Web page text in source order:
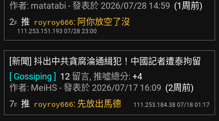
作者: matatabi - 發表於 2026/07/28 14:59 (1周前)
2F 推 royroy666: 阿你放空了沒
111.253.151.193 07/28 23:00
[新聞] 抖出中共貪腐淪通緝犯！中國記者遭泰拘留
[ Gossiping ] 12 留言, 推噓總分: +4
作者: MeiHS - 發表於 2026/07/17 16:09 (2周前)
7F 推 royroy666: 先放出馬德 111.253.184.38 07/18 01:17